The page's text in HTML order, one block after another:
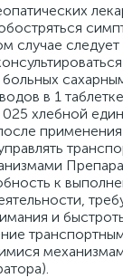
случае
в 1
025 хлебной
к
и